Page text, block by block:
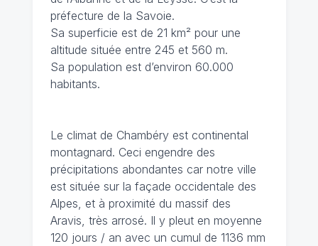
préfecture de la Savoie.
Sa superficie est de 21 km² pour une
altitude située entre 245 et 560 m.
Sa population est d’environ 60.000
habitants.
Le climat de Chambéryest continental
montagnard. Ceci engendre des
précipitations abondantes car notre ville
est située sur la façade occidentale des
Alpes, et à proximité du massif des
Aravis, très arrosé. Il y pleut en moyenne
120 jours / an avec un cumul de 1136 mm